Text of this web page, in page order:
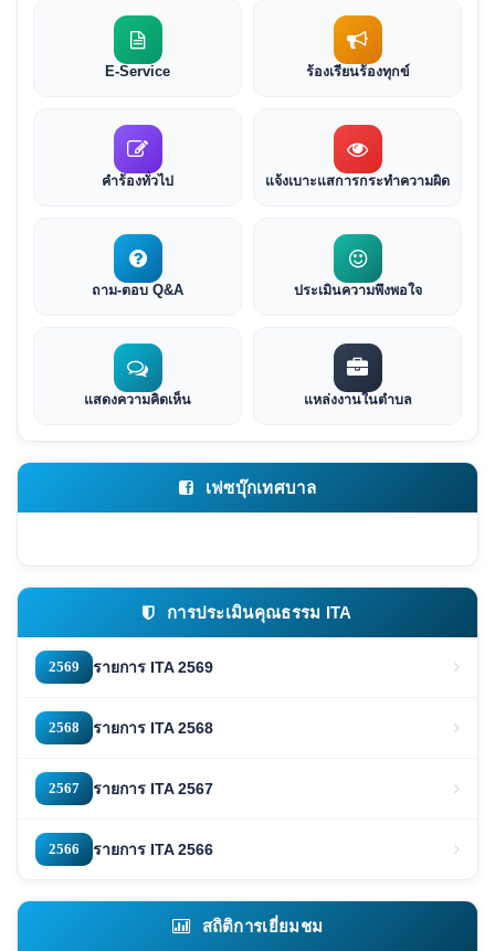
E-Service ร้องเรียนร้องทุกข์
คำร้องทั่วไป แจ้งเบาะแสการกระทำความผิด
ถาม-ตอบ Q&A ประเมินความพึงพอใจ
แสดงความคิดเห็น แหล่งงานในตำบล
เฟซบุ๊กเทศบาล
การประเมินคุณธรรม ITA
2569 รายการ ITA 2569
2568 รายการ ITA 2568
2567 รายการ ITA 2567
2566 รายการ ITA 2566
สถิติการเยี่ยมชม